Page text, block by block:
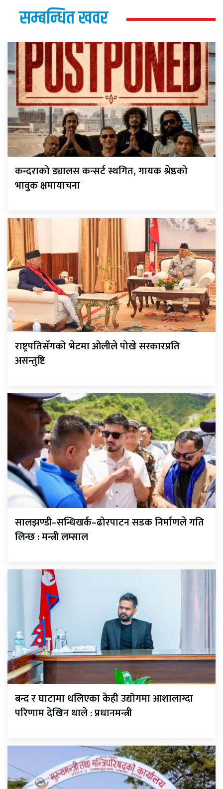
सम्बन्धित खवर
कन्दराको ड्यालस कन्सर्ट स्थगित, गायक श्रेष्ठको
भावुक क्षमायाचना
राष्ट्रपतिसँगको भेटमा ओलीले पोखे सरकारप्रति
असन्तुष्टि
सालझण्डी–सन्धिखर्क–ढोरपाटन सडक निर्माणले गति
लिन्छ : मन्त्री लम्साल
बन्द र घाटामा थलिएका केही उद्योगमा आशालाग्दा
परिणाम देखिन थाले : प्रधानमन्त्री